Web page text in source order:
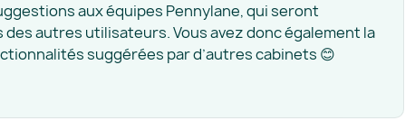
aux équipes Pennylane, qui seront
autres utilisateurs. Vous avez donc également la
suggérées par d’autres cabinets 😊